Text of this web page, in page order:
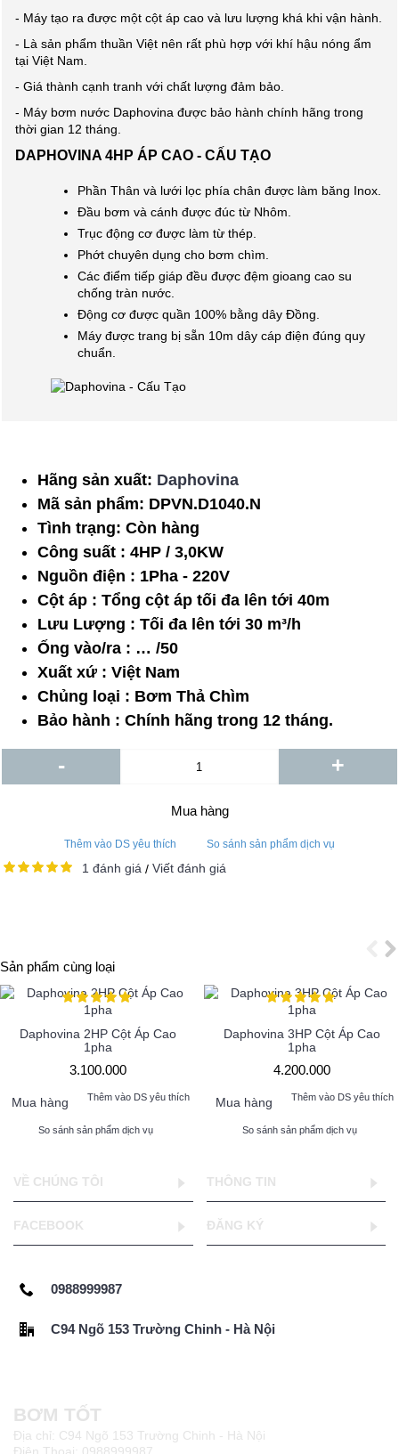
- Máy tạo ra được một cột áp cao và lưu lượng khá khi vận hành.
- Là sản phẩm thuần Việt nên rất phù hợp với khí hậu nóng ẩm
tại Việt Nam.
- Giá thành cạnh tranh với chất lượng đảm bảo.
- Máy bơm nước Daphovina được bảo hành chính hãng trong
thời gian 12 tháng.
DAPHOVINA 4HP ÁP CAO - CẤU TẠO
Phần Thân và lưới lọc phía chân được làm băng Inox.
Đầu bơm và cánh được đúc từ Nhôm.
Trục động cơ được làm từ thép.
Phớt chuyên dụng cho bơm chìm.
Các điểm tiếp giáp đều được đệm gioang cao su
chống tràn nước.
Động cơ được quần 100% bằng dây Đồng.
Máy được trang bị sẵn 10m dây cáp điện đúng quy
chuẩn.
Hãng sản xuất: Daphovina
Mã sản phẩm: DPVN.D1040.N
Tình trạng: Còn hàng
Công suất : 4HP / 3,0KW
Nguồn điện : 1Pha - 220V
Cột áp : Tổng cột áp tối đa lên tới 40m
Lưu Lượng : Tối đa lên tới 30 m³/h
Ống vào/ra : … /50
Xuất xứ : Việt Nam
Chủng loại : Bơm Thả Chìm
Bảo hành : Chính hãng trong 12 tháng.
- +
Mua hàng
Thêm vào DS yêu thích So sánh sản phẩm dịch vụ
1 đánh giá / Viết đánh giá
Sản phẩm cùng loại
Daphovina 2HP Cột Áp Cao
1pha
3.100.000
Mua hàng Thêm vào DS yêu thích
So sánh sản phẩm dịch vụ
Daphovina 3HP Cột Áp Cao
1pha
4.200.000
Mua hàng Thêm vào DS yêu thích
So sánh sản phẩm dịch vụ
VỀ CHÚNG TÔI THÔNG TIN
FACEBOOK ĐĂNG KÝ
0988999987
C94 Ngõ 153 Trường Chinh - Hà Nội
BƠM TỐT
Địa chỉ: C94 Ngõ 153 Trường Chinh - Hà Nội